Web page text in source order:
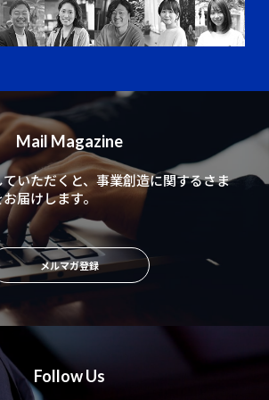
Follow Us
Mail Magazine
いただくと、事業創造に関するさま
届けします。
メルマガ登録